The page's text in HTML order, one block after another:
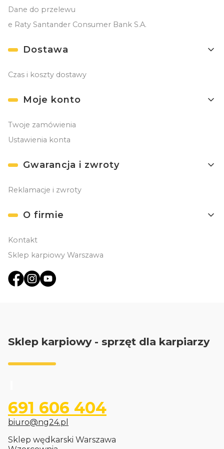
Dane do przelewu
e Raty Santander Consumer Bank S.A.
Dostawa
Czas i koszty dostawy
Moje konto
Twoje zamówienia
Ustawienia konta
Gwarancja i zwroty
Reklamacje i zwroty
O firmie
Kontakt
Sklep karpiowy Warszawa
Sklep karpiowy - sprzęt dla karpiarzy
691 606 404
biuro@ng24.pl
Sklep wędkarski Warszawa